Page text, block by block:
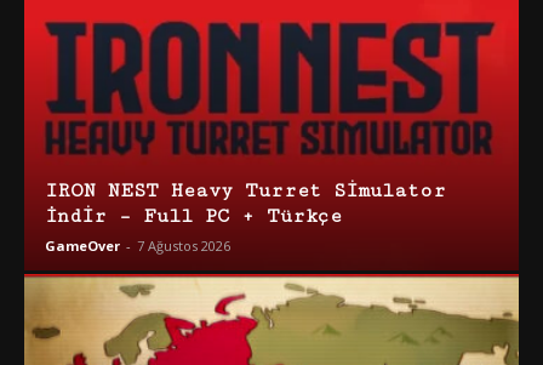
IRON NEST Heavy Turret Simulator
İndir – Full PC + Türkçe
GameOver - 7 Ağustos 2026